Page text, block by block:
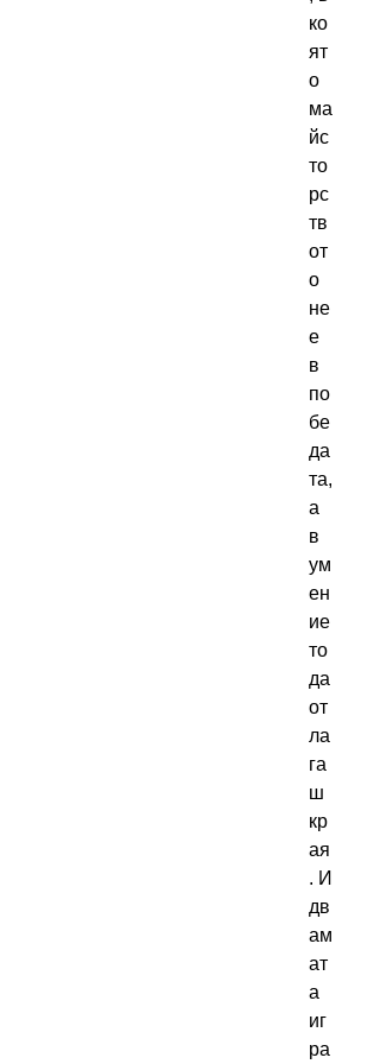
ко
ят
о
ма
йс
то
рс
тв
от
о
не
е
в
по
бе
да
та,
а
в
ум
ен
ие
то
да
от
ла
га
ш
кр
ая
. И
дв
ам
ат
а
иг
ра